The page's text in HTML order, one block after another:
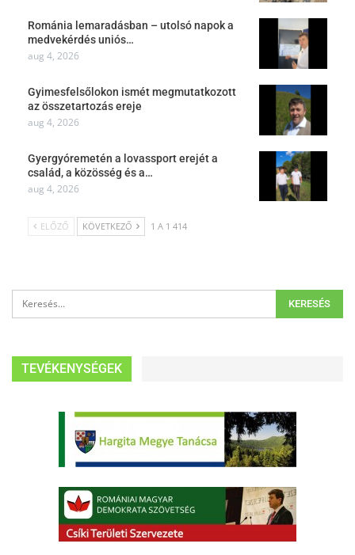
Románia lemaradásban – utolsó napok a
medvekérdés uniós…
aug 4, 2026
Gyimesfelsőlokon ismét megmutatkozott
az összetartozás ereje
aug 4, 2026
Gyergyóremetén a lovassport erejét a
család, a közösség és a…
aug 4, 2026
ELŐZŐ KÖVETKEZŐ 1 A 1 414
TEVÉKENYSÉGEK